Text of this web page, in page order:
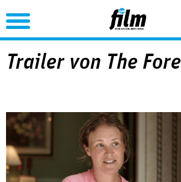
Jump to Navigation
Trailer von The